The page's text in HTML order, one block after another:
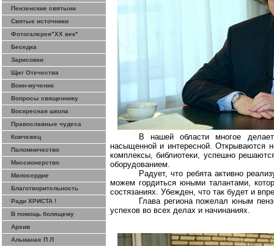
Пензенские святыни
Святые источники
Фотогалерея"ХХ век"
Беседка
Зарисовки
Щит Отечества
Воин-мученик
Вопросы священнику
Воскресная школа
Православные чудеса
Ковчежец
Паломничество
Миссионерство
Милосердие
Благотворительность
Ради ХРИСТА !
В помощь болящему
Архив
Альманах П Л
В нашей области многое
насыщенной и интересной. Открываются
комплексы, библиотеки, успешно
оборудованием.
Радует, что ребята активно
можем гордиться юными талантами,
состязаниях. Убежден, что так будет и
Глава региона пожелал юным
успехов во всех делах и начинаниях.